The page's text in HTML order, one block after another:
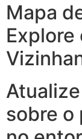
Mapa
Explore
sobre o